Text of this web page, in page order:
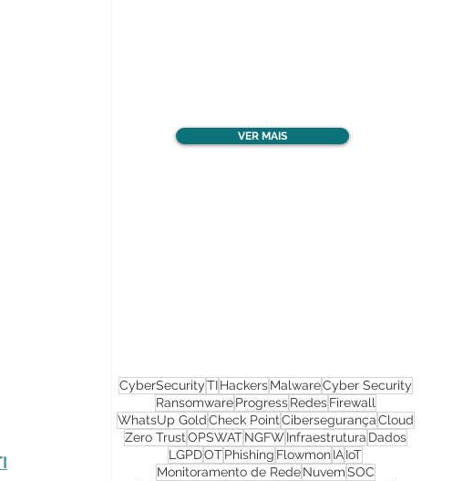
CyberSecurityTI Hackers MalwareCyber Security
Ransomware Progress Redes Firewall
WhatsUp GoldCheck PointCibersegurançaCloud
Zero TrustOPSWAT NGFW Infraestrutura Dados
LGPDOTPhishing FlowmonIAIoT
Monitoramento de Rede NuvemSOC
VER MAIS